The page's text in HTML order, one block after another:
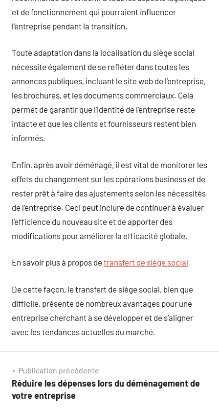
et de fonctionnement qui pourraient influencer
l’entreprise pendant la transition.
Toute adaptation dans la localisation du siège social
nécessite également de se refléter dans toutes les
annonces publiques, incluant le site web de l’entreprise,
les brochures, et les documents commerciaux. Cela
permet de garantir que l’identité de l’entreprise reste
intacte et que les clients et fournisseurs restent bien
informés.
Enfin, après avoir déménagé, il est vital de monitorer les
effets du changement sur les opérations business et de
rester prêt à faire des ajustements selon les nécessités
de l’entreprise. Ceci peut inclure de continuer à évaluer
l’efficience du nouveau site et de apporter des
modifications pour améliorer la efficacité globale.
En savoir plus à propos de transfert de siège social
De cette façon, le transfert de siège social, bien que
difficile, présente de nombreux avantages pour une
entreprise cherchant à se développer et de s’aligner
avec les tendances actuelles du marché.
Navigation
de
Publication précédente
Réduire les dépenses lors du déménagement de
votre entreprise